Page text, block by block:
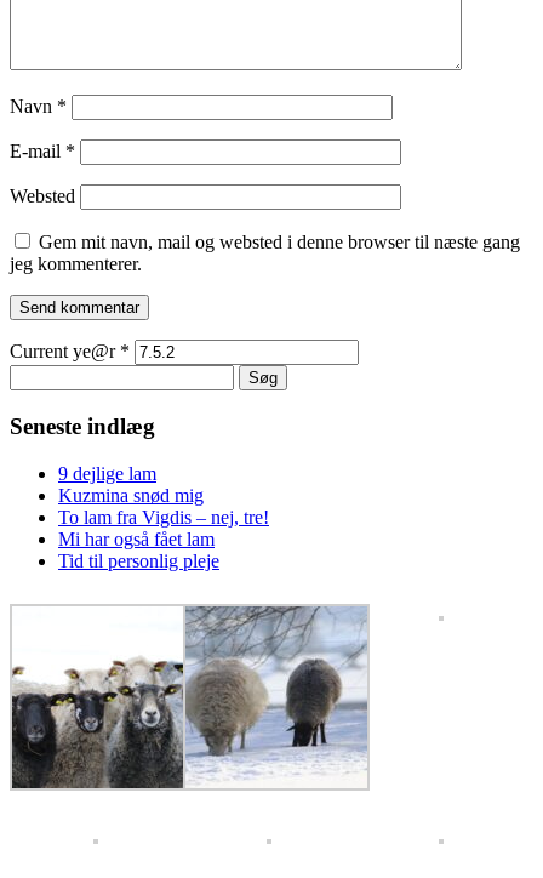
Navn *
E-mail *
Websted
Gem mit navn, mail og websted i denne browser til næste gang
jeg kommenterer.
Current ye@r *
efter:
Seneste indlæg
9 dejlige lam
Kuzmina snød mig
To lam fra Vigdis – nej, tre!
Mi har også fået lam
Tid til personlig pleje